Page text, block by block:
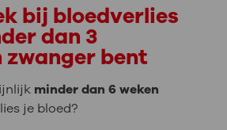
bij bloedverlies
dan 3
zwanger bent
minder dan 6 weken
je bloed?